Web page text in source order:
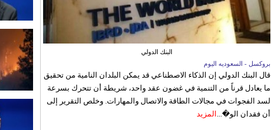
البنك الدولي
بروكسل - السعوديه اليوم
قال البنك الدولي إن الذكاء الاصطناعي قد يمكن البلدان النامية من تحقيق
ما يعادل قرناً من التنمية في غضون عقد واحد، شريطة أن تتحرك بسرعة
لسد الفجوات في مجالات الطاقة والاتصال والمهارات. وخلص التقرير إلى
أن فقدان الو�... المزيد